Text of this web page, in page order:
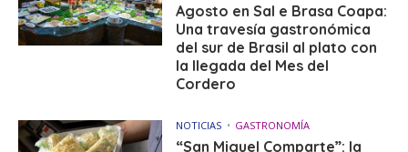
Agosto en Sal e Brasa Coapa:
Una travesía gastronómica
del sur de Brasil al plato con
la llegada del Mes del
Cordero
NOTICIAS GASTRONOMÍA
“San Miguel Comparte”: la